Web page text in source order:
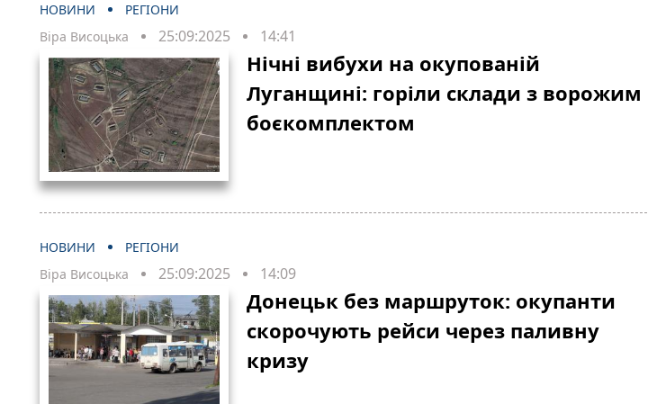
НОВИНИ
РЕГІОНИ
Віра Висоцька
25:09:2025 14:41
Нічні вибухи на окупованій
Луганщині: горіли склади з ворожим
боєкомплектом
НОВИНИ
РЕГІОНИ
Віра Висоцька
25:09:2025 14:09
Донецьк без маршруток: окупанти
скорочують рейси через паливну
кризу